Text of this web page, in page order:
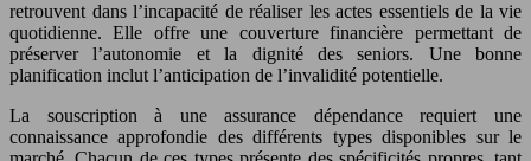
retrouvent dans l’incapacité de réaliser les actes essentiels de la vie
quotidienne. Elle offre une couverture financière permettant de
préserver l’autonomie et la dignité des seniors. Une bonne
planification inclut l’anticipation de l’invalidité potentielle.
La souscription à une assurance dépendance requiert une
connaissance approfondie des différents types disponibles sur le